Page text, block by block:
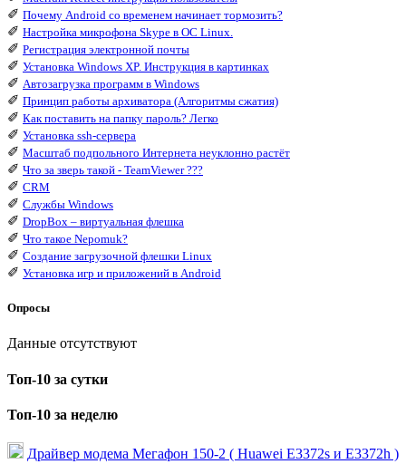
✐ Почему Android со временем начинает тормозить?
✐ Настройка микрофона Skype в ОС Linux.
✐ Регистрация электронной почты
✐ Установка Windows XP. Инструкция в картинках
✐ Автозагрузка программ в Windows
✐ Принцип работы архиватора (Алгоритмы сжатия)
✐ Как поставить на папку пароль? Легко
✐ Установка ssh-сервера
✐ Масштаб подпольного Интернета неуклонно растёт
✐ Что за зверь такой - TeamViewer ???
✐ CRM
✐ Службы Windows
✐ DropBox – виртуальная флешка
✐ Что такое Nepomuk?
✐ Создание загрузочной флешки Linux
✐ Установка игр и приложений в Android
Опросы
Данные отсутствуют
Топ-10 за сутки
Топ-10 за неделю
Драйвер модема Мегафон 150-2 ( Huawei E3372s и E3372h )